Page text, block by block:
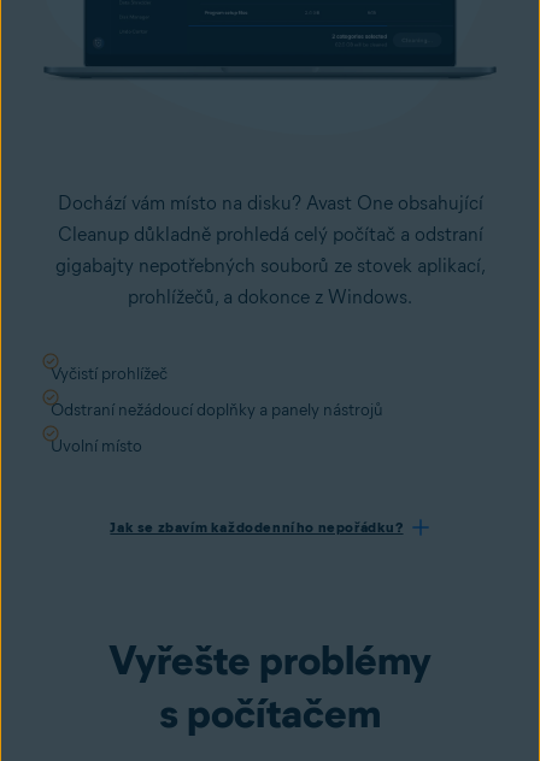
Dochází vám místo na disku? Avast One obsahující
Cleanup důkladně prohledá celý počítač a odstraní
gigabajty nepotřebných souborů ze stovek aplikací,
prohlížečů, a dokonce z Windows.
Vyčistí prohlížeč
Odstraní nežádoucí doplňky a panely nástrojů
Uvolní místo
Jak se zbavím každodenního nepořádku?
Vyřešte problémy
s počítačem